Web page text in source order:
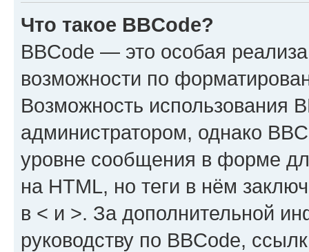
Что такое BBCode?
BBCode — это особая
возможности по
Возможность использования
администратором, однако
уровне сообщения в форме
на HTML, но теги в нём
в < и >. За дополнительной
руководству по BBCode,